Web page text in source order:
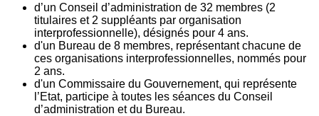
d’un Conseil d’administration de 32 membres (2
titulaires et 2 suppléants par organisation
interprofessionnelle), désignés pour 4 ans.
d'un Bureau de 8 membres, représentant chacune de
ces organisations interprofessionnelles, nommés pour
2 ans.
d'un Commissaire du Gouvernement, qui représente
l’Etat, participe à toutes les séances du Conseil
d’administration et du Bureau.